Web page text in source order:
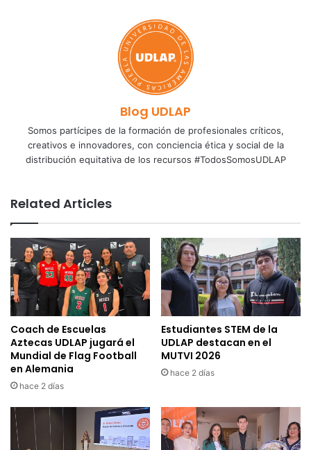
Blog UDLAP
Somos partícipes de la formación de profesionales críticos,
creativos e innovadores, con conciencia ética y social de la
distribución equitativa de los recursos #TodosSomosUDLAP
Related Articles
Coach de Escuelas
Aztecas UDLAP jugará el
Mundial de Flag Football
en Alemania
hace 2 días
Estudiantes STEM de la
UDLAP destacan en el
MUTVI 2026
hace 2 días